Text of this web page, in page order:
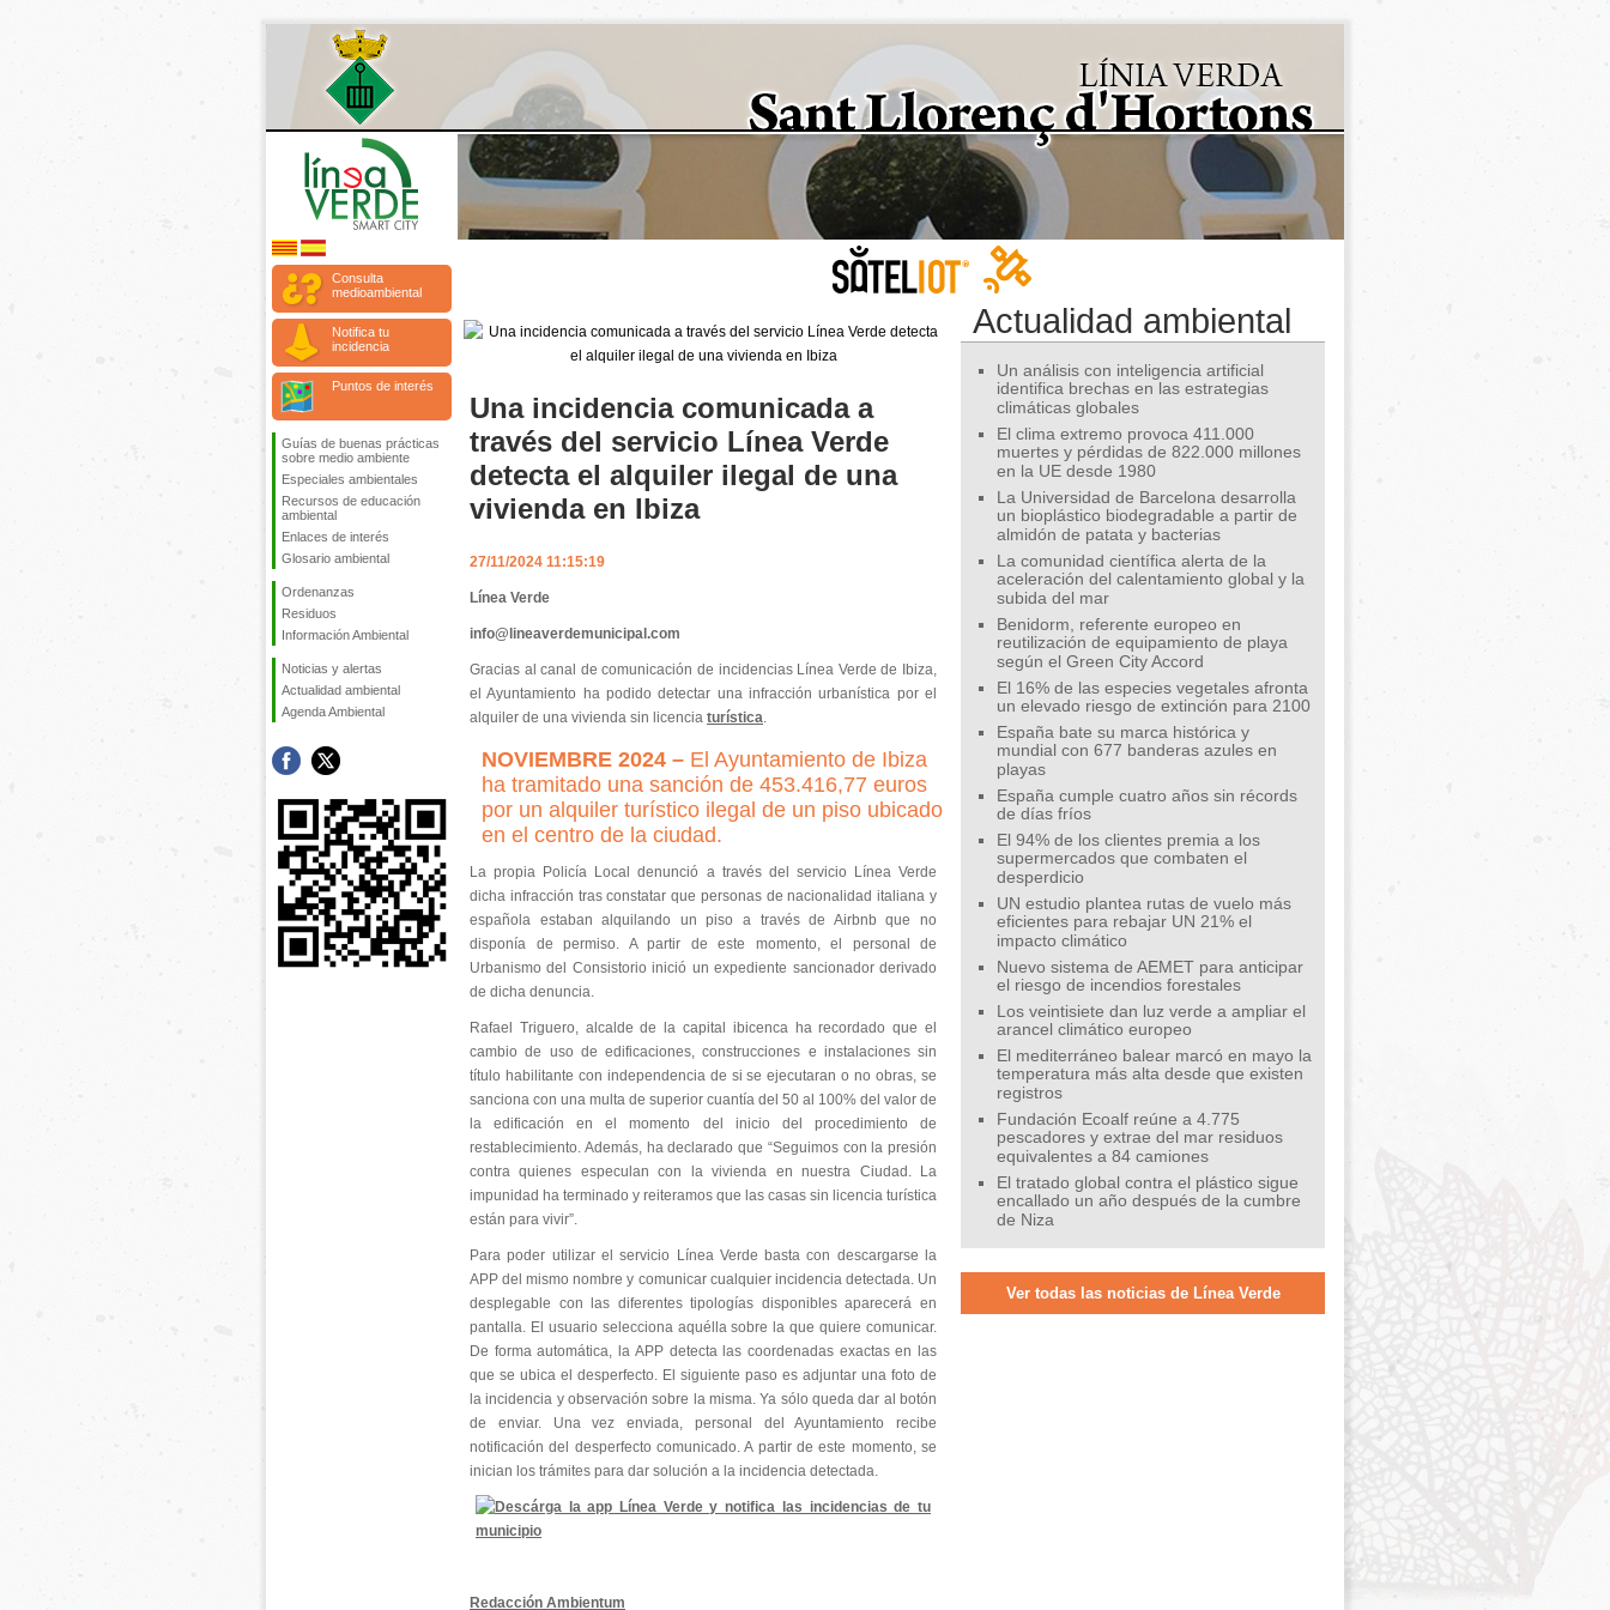
Consulta
medioambiental
Notifica tu
incidencia
Puntos de interés
Guías de buenas prácticas
sobre medio ambiente
Especiales ambientales
Recursos de educación
ambiental
Enlaces de interés
Glosario ambiental
Ordenanzas
Residuos
Información Ambiental
Noticias y alertas
Actualidad ambiental
Agenda Ambiental
Una incidencia comunicada a
través del servicio Línea Verde
detecta el alquiler ilegal de una
vivienda en Ibiza
27/11/2024 11:15:19
Línea Verde
info@lineaverdemunicipal.com
Gracias al canal de comunicación de incidencias Línea Verde de Ibiza,
el Ayuntamiento ha podido detectar una infracción urbanística por el
alquiler de una vivienda sin licencia turística.
NOVIEMBRE 2024 – El Ayuntamiento de Ibiza
ha tramitado una sanción de 453.416,77 euros
por un alquiler turístico ilegal de un piso ubicado
en el centro de la ciudad.
La propia Policía Local denunció a través del servicio Línea Verde
dicha infracción tras constatar que personas de nacionalidad italiana y
española estaban alquilando un piso a través de Airbnb que no
disponía de permiso. A partir de este momento, el personal de
Urbanismo del Consistorio inició un expediente sancionador derivado
de dicha denuncia.
Rafael Triguero, alcalde de la capital ibicenca ha recordado que el
cambio de uso de edificaciones, construcciones e instalaciones sin
título habilitante con independencia de si se ejecutaran o no obras, se
sanciona con una multa de superior cuantía del 50 al 100% del valor de
la edificación en el momento del inicio del procedimiento de
restablecimiento. Además, ha declarado que “Seguimos con la presión
contra quienes especulan con la vivienda en nuestra Ciudad. La
impunidad ha terminado y reiteramos que las casas sin licencia turística
están para vivir”.
Para poder utilizar el servicio Línea Verde basta con descargarse la
APP del mismo nombre y comunicar cualquier incidencia detectada. Un
desplegable con las diferentes tipologías disponibles aparecerá en
pantalla. El usuario selecciona aquélla sobre la que quiere comunicar.
De forma automática, la APP detecta las coordenadas exactas en las
que se ubica el desperfecto. El siguiente paso es adjuntar una foto de
la incidencia y observación sobre la misma. Ya sólo queda dar al botón
de enviar. Una vez enviada, personal del Ayuntamiento recibe
notificación del desperfecto comunicado. A partir de este momento, se
inician los trámites para dar solución a la incidencia detectada.
Redacción Ambientum
Actualidad ambiental
Un análisis con inteligencia artificial
identifica brechas en las estrategias
climáticas globales
El clima extremo provoca 411.000
muertes y pérdidas de 822.000 millones
en la UE desde 1980
La Universidad de Barcelona desarrolla
un bioplástico biodegradable a partir de
almidón de patata y bacterias
La comunidad científica alerta de la
aceleración del calentamiento global y la
subida del mar
Benidorm, referente europeo en
reutilización de equipamiento de playa
según el Green City Accord
El 16% de las especies vegetales afronta
un elevado riesgo de extinción para 2100
España bate su marca histórica y
mundial con 677 banderas azules en
playas
España cumple cuatro años sin récords
de días fríos
El 94% de los clientes premia a los
supermercados que combaten el
desperdicio
UN estudio plantea rutas de vuelo más
eficientes para rebajar UN 21% el
impacto climático
Nuevo sistema de AEMET para anticipar
el riesgo de incendios forestales
Los veintisiete dan luz verde a ampliar el
arancel climático europeo
El mediterráneo balear marcó en mayo la
temperatura más alta desde que existen
registros
Fundación Ecoalf reúne a 4.775
pescadores y extrae del mar residuos
equivalentes a 84 camiones
El tratado global contra el plástico sigue
encallado un año después de la cumbre
de Niza
Ver todas las noticias de Línea Verde